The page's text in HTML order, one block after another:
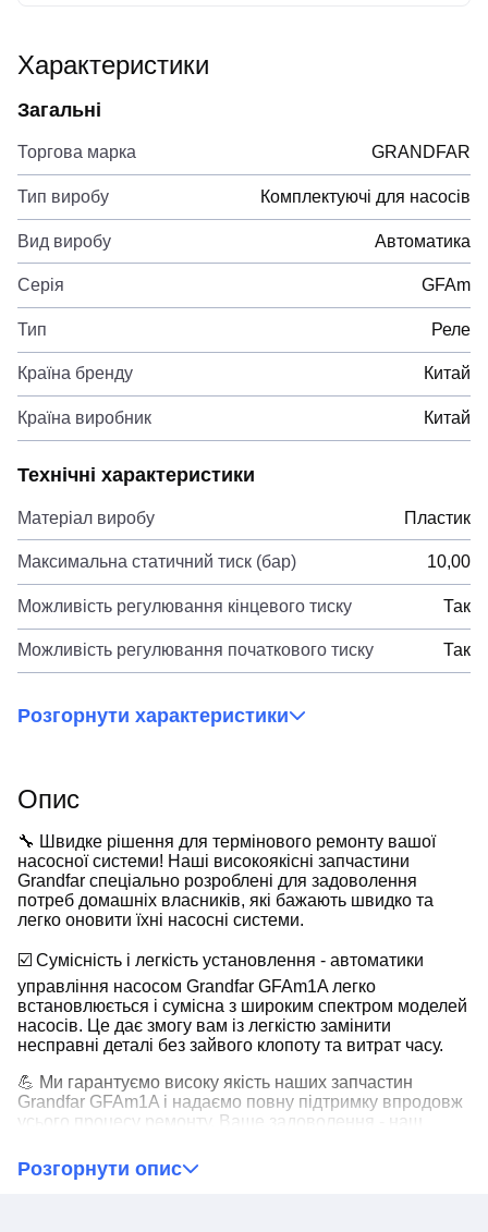
Характеристики
Загальні
Торгова марка GRANDFAR
Тип виробу Комплектуючі для насосів
Вид виробу Автоматика
Серія GFAm
Тип Реле
Країна бренду Китай
Країна виробник Китай
Технічні характеристики
Матеріал виробу Пластик
Максимальна статичний тиск (бар) 10,00
Можливість регулювання кінцевого тиску Так
Можливість регулювання початкового тиску Так
Розгорнути характеристики
Опис
🔧 Швидке рішення для термінового ремонту вашої
насосної системи! Наші високоякісні запчастини
Grandfar спеціально розроблені для задоволення
потреб домашніх власників, які бажають швидко та
легко оновити їхні насосні системи.
☑️ Сумісність і легкість установлення - автоматики
управління насосом Grandfar GFAm1A легко
встановлюється і сумісна з широким спектром моделей
насосів. Це дає змогу вам із легкістю замінити
несправні деталі без зайвого клопоту та витрат часу.
💪 Ми гарантуємо високу якість наших запчастин
Grandfar GFAm1A і надаємо повну підтримку впродовж
усього процесу ремонту. Ваше задоволення - наш
питаннями або проблемами, що виникають під час
встановлення та використання наших запчастин.
Розгорнути опис